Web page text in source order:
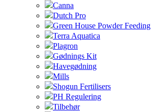
Canna
Dutch Pro
Green House Powder Feeding
Terra Aquatica
Plagron
Gødnings Kit
Havegødning
Mills
Shogun Fertilisers
PH Regulering
Tilbehør